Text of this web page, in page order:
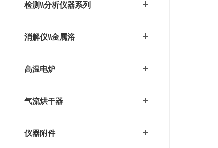
检测\\分析仪器系列
消解仪\\金属浴
高温电炉
气流烘干器
仪器附件